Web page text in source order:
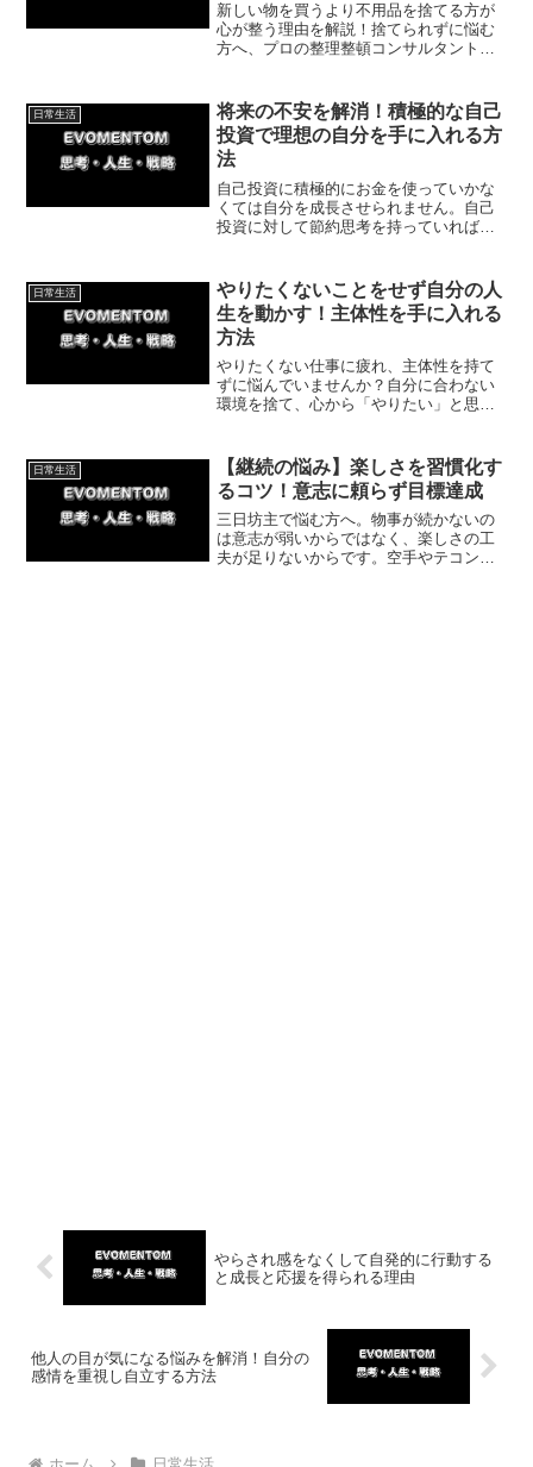
新しい物を買うより不用品を捨てる方が
心が整う理由を解説！捨てられずに悩む
方へ、プロの整理整頓コンサルタントを
理なくできる一歩から始めて、軽やかな
暮らしを取り戻しましょう。
日常生活
将来の不安を解消！積極的な自己
投資で理想の自分を手に入れる方
法
自己投資に積極的にお金を使っていかな
くては自分を成長させられません。自己
投資に対して節約思考を持っていれば周
ットについて紹介していきます。
日常生活
やりたくないことをせず自分の人
生を動かす！主体性を手に入れる
方法
やりたくない仕事に疲れ、主体性を持て
ずに悩んでいませんか？自分に合わない
環境を捨て、心から「やりたい」と思え
み、充満感のある日々を送るためのステ
ップを詳しく解説します。
日常生活
【継続の悩み】楽しさを習慣化す
るコツ！意志に頼らず目標達成
三日坊主で悩む方へ。物事が続かないの
は意志が弱いからではなく、楽しさの工
夫が足りないからです。空手やテコンド
やらされ感をなくして自発的に行動する
と成長と応援を得られる理由
他人の目が気になる悩みを解消！自分の
感情を重視し自立する方法